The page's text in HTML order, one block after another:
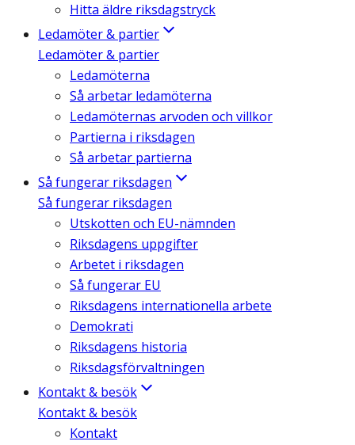
Hitta äldre riksdagstryck
Ledamöter & partier
Ledamöter & partier
Ledamöterna
Så arbetar ledamöterna
Ledamöternas arvoden och villkor
Partierna i riksdagen
Så arbetar partierna
Så fungerar riksdagen
Så fungerar riksdagen
Utskotten och EU-nämnden
Riksdagens uppgifter
Arbetet i riksdagen
Så fungerar EU
Riksdagens internationella arbete
Demokrati
Riksdagens historia
Riksdagsförvaltningen
Kontakt & besök
Kontakt & besök
Kontakt